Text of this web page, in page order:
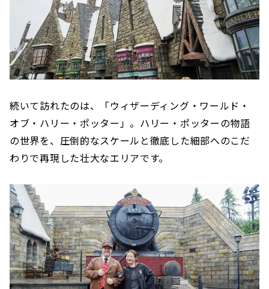
続いて訪れたのは、「ウィザーディング・ワールド・
オブ・ハリー・ポッター」。ハリー・ポッターの物語
の世界を、圧倒的なスケールと徹底した細部へのこだ
わりで再現した壮大なエリアです。